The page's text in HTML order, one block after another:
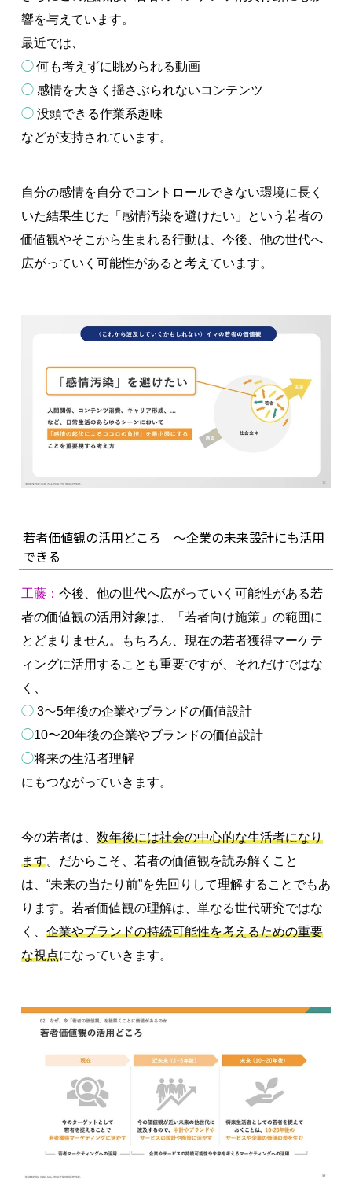
響を与えています。
最近では、
◯何も考えずに眺められる動画
◯ 感情を大きく揺さぶられないコンテンツ
◯ 没頭できる作業系趣味
などが支持されています。
自分の感情を自分でコントロールできない環境に長く
いた結果生じた「感情汚染を避けたい」という若者の
価値観やそこから生まれる行動は、今後、他の世代へ
広がっていく可能性があると考えています。
若者価値観の活用どころ ～企業の未来設計にも活用
できる
工藤： 今後、他の世代へ広がっていく可能性がある若
者の価値観の活用対象は、「若者向け施策」の範囲に
とどまりません。もちろん、現在の若者獲得マーケテ
ィングに活用することも重要ですが、それだけではな
く、
◯ 3〜5年後の企業やブランドの価値設計
◯10〜20年後の企業やブランドの価値設計
◯将来の生活者理解
にもつながっていきます。
今の若者は、 数年後には社会の中心的な生活者になり
ます。だからこそ、若者の価値観を読み解くこと
は、“未来の当たり前”を先回りして理解することでもあ
ります。若者価値観の理解は、単なる世代研究ではな
く、 企業やブランドの持続可能性を考えるための重要
な視点になっていきます。